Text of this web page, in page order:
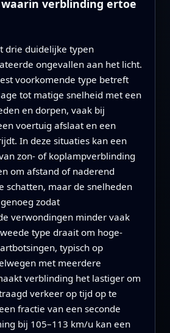
verblinding ertoe
drie duidelijke typen
ongevallen aan het licht.
voorkomende type betreft
tot matige snelheid met een
en dorpen, vaak bij
voertuig afslaat en een
In deze situaties kan een
zon- of koplampverblinding
om afstand of naderend
schatten, maar de snelheden
zodat
verwondingen minder vaak
type draait om hoge-
typisch op
met meerdere
verblinding het lastiger om
verkeer op tijd op te
fractie van een seconde
bij 105–113 km/u kan een